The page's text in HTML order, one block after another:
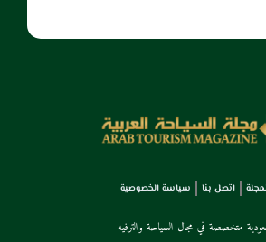
اتصل بنا سياسة الخصوصية
متخصصة في مجال السياحة والترفيه